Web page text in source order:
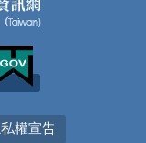
私權宣告